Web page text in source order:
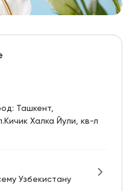
Ташкент,
Халка Йули, кв-л
Узбекистану